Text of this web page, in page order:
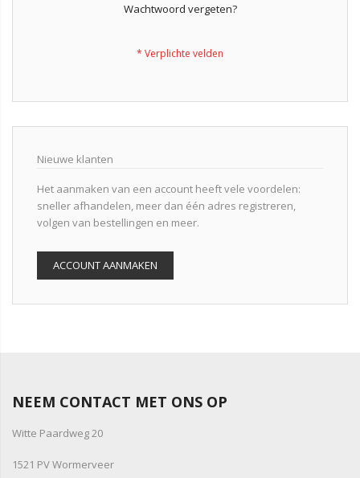
Wachtwoord vergeten?
Nieuwe klanten
Het aanmaken van een account heeft vele voordelen:
sneller afhandelen, meer dan één adres registreren,
volgen van bestellingen en meer.
ACCOUNT AANMAKEN
NEEM CONTACT MET ONS OP
Witte Paardweg 20
1521 PV Wormerveer